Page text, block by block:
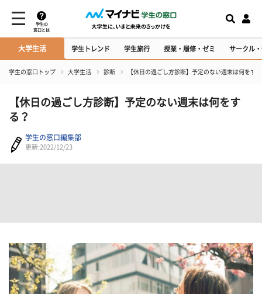
学生の
窓口とは
大学生活 学生トレンド 学生旅行 授業・履修・ゼミ サークル
学生の窓口トップ 大学生活 診断 【休日の過ごし方診断】予定のない週末は何をす
【休日の過ごし方診断】予定のない週末は何をす
る？
学生の窓口編集部
更新:2022/12/23